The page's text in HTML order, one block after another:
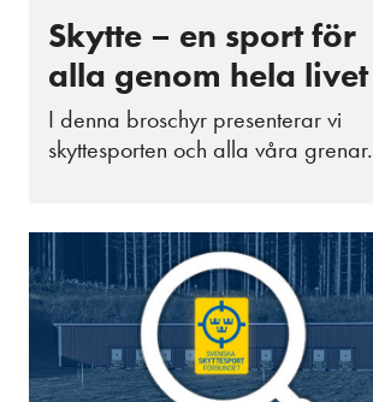
Skytte – en sport för
alla genom hela livet
I denna broschyr presenterar vi
skyttesporten och alla våra grenar.